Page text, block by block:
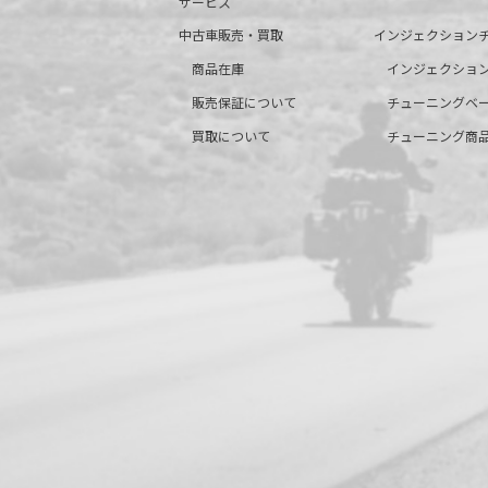
中古車販売・買取
商品在庫
販売保証について
買取について
インジェクション
インジェクショ
チューニングベ
チューニング商